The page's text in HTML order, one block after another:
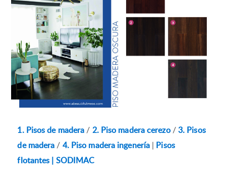
1. Pisos de madera / 2. Piso madera cerezo/3. Pisos
de madera / 4. Piso madera ingenería
Pisos
flotantes | SODIMAC